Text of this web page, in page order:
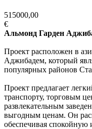
515000,00
€
Альмонд Гарден
Проект расположен в
Аджибадем, который
популярных районов
Проект предлагает
транспорту, торговым
развлекательным
выгодным ценам. Он
обеспечивая